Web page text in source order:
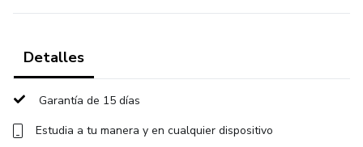
Detalles
Garantía de 15 días
Estudia a tu manera y en cualquier dispositivo